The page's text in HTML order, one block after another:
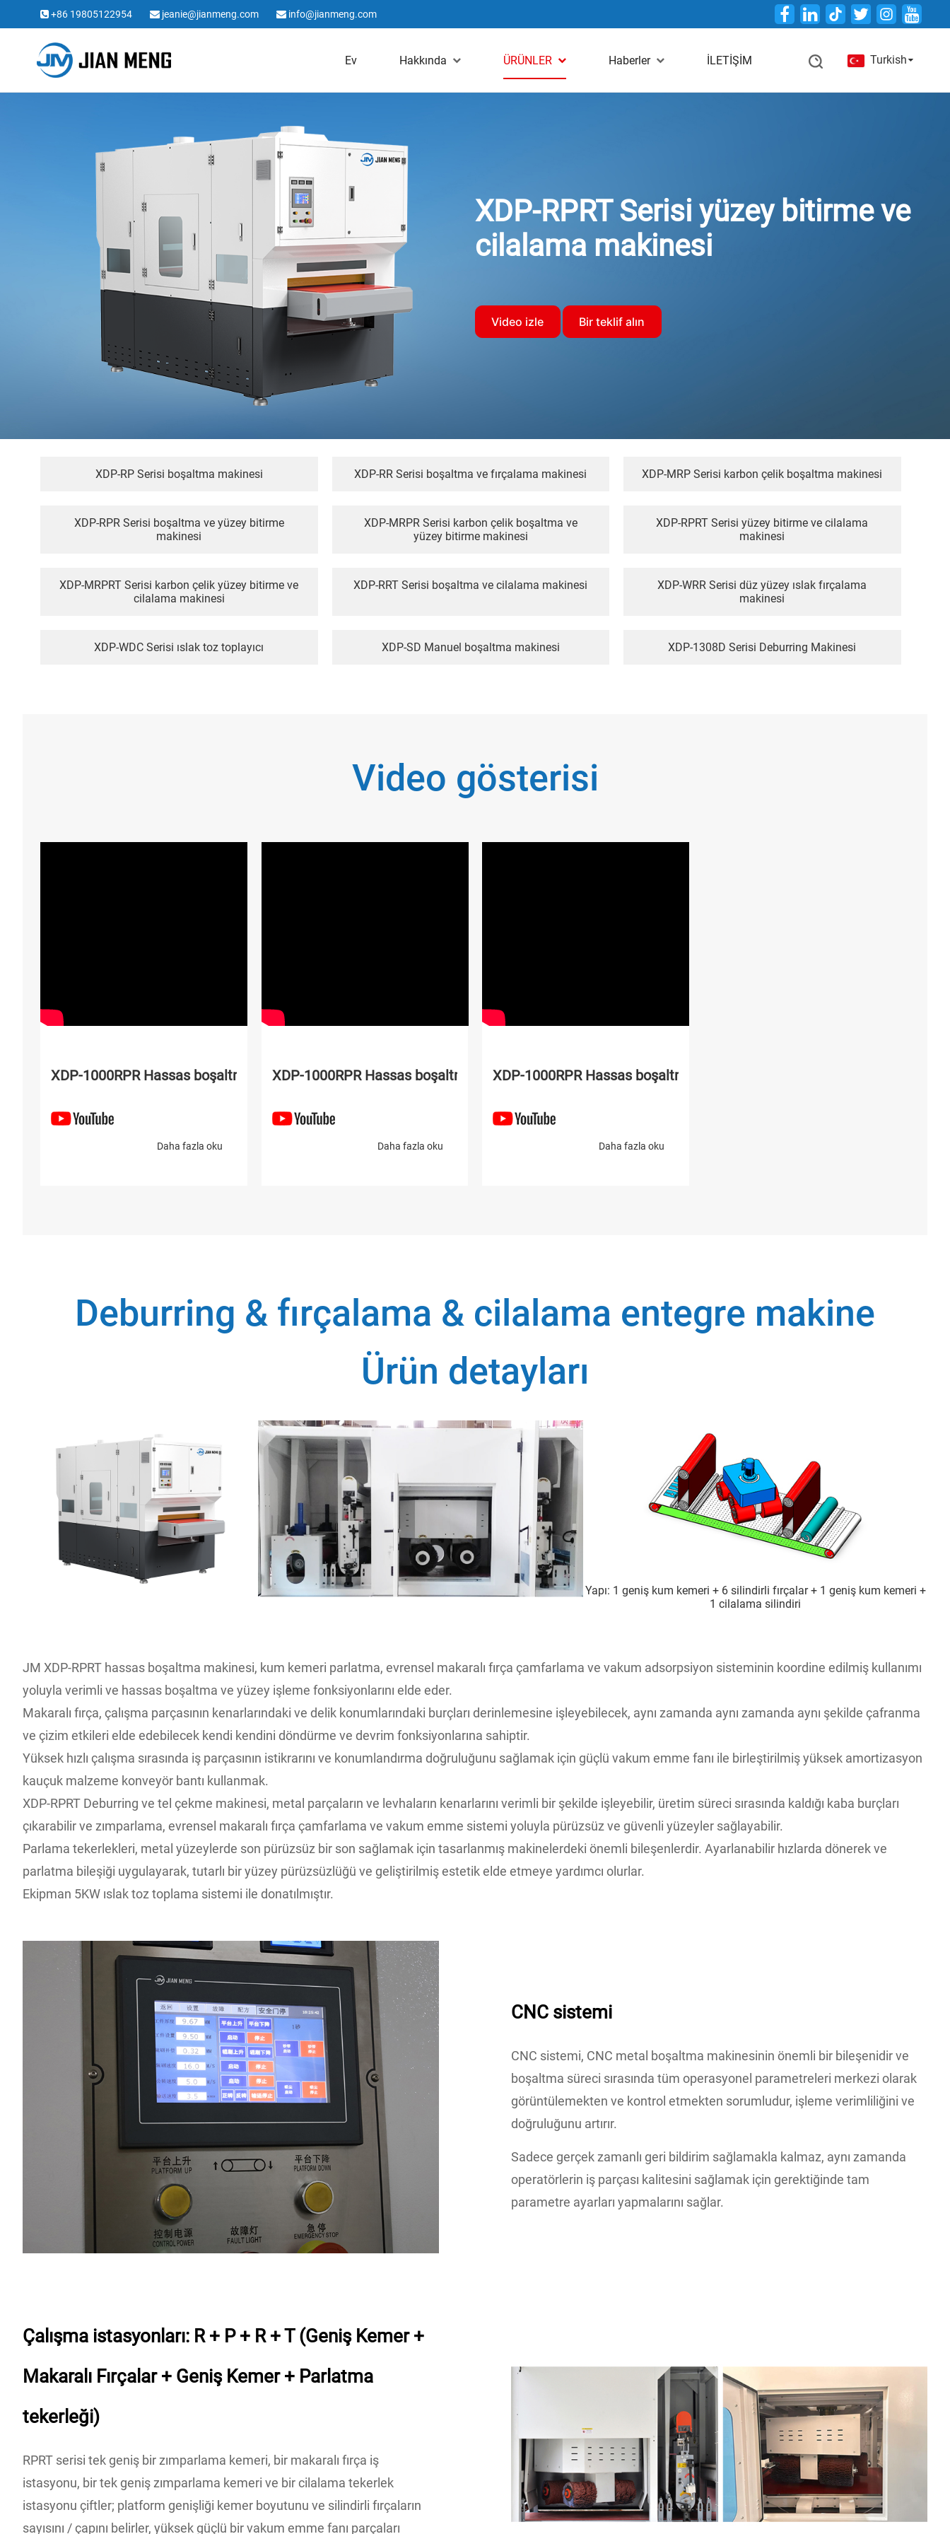
+86 19805122954 jeanie@jianmeng.com info@jianmeng.com Twitter
Ev Hakkında ÜRÜNLER Haberler İLETİŞİM Turkish
XDP-RPRT Serisi yüzey bitirme ve
cilalama makinesi
Video izle Bir teklif alın
XDP-RP Serisi boşaltma makinesi XDP-RR Serisi boşaltma ve fırçalama makinesi XDP-MRP Serisi karbon çelik boşaltma makinesi
XDP-RPR Serisi boşaltma ve yüzey bitirme
makinesi
XDP-MRPR Serisi karbon çelik boşaltma ve
yüzey bitirme makinesi
XDP-RPRT Serisi yüzey bitirme ve cilalama
makinesi
XDP-MRPRT Serisi karbon çelik yüzey bitirme ve
cilalama makinesi
XDP-RRT Serisi boşaltma ve cilalama makinesi
XDP-WRR Serisi düz yüzey ıslak fırçalama
makinesi
XDP-WDC Serisi ıslak toz toplayıcı XDP-SD Manuel boşaltma makinesi XDP-1308D Serisi Deburring Makinesi
Video gösterisi
XDP-1000RPR Hassas boşaltma makinesi
Daha fazla oku
XDP-1000RPR Hassas boşaltma makinesi
Daha fazla oku
XDP-1000RPR Hassas boşaltma makinesi
Daha fazla oku
Deburring & fırçalama & cilalama entegre makine
Ürün detayları
Yapı: 1 geniş kum kemeri + 6 silindirli fırçalar + 1 geniş kum kemeri +
1 cilalama silindiri
JM XDP-RPRT hassas boşaltma makinesi, kum kemeri parlatma, evrensel makaralı fırça çamfarlama ve vakum adsorpsiyon sisteminin koordine edilmiş kullanımı
yoluyla verimli ve hassas boşaltma ve yüzey işleme fonksiyonlarını elde eder.
Makaralı fırça, çalışma parçasının kenarlarındaki ve delik konumlarındaki burçları derinlemesine işleyebilecek, aynı zamanda aynı zamanda aynı şekilde çafranma
ve çizim etkileri elde edebilecek kendi kendini döndürme ve devrim fonksiyonlarına sahiptir.
Yüksek hızlı çalışma sırasında iş parçasının istikrarını ve konumlandırma doğruluğunu sağlamak için güçlü vakum emme fanı ile birleştirilmiş yüksek amortizasyon
kauçuk malzeme konveyör bantı kullanmak.
XDP-RPRT Deburring ve tel çekme makinesi, metal parçaların ve levhaların kenarlarını verimli bir şekilde işleyebilir, üretim süreci sırasında kaldığı kaba burçları
çıkarabilir ve zımparlama, evrensel makaralı fırça çamfarlama ve vakum emme sistemi yoluyla pürüzsüz ve güvenli yüzeyler sağlayabilir.
Parlama tekerlekleri, metal yüzeylerde son pürüzsüz bir son sağlamak için tasarlanmış makinelerdeki önemli bileşenlerdir. Ayarlanabilir hızlarda dönerek ve
parlatma bileşiği uygulayarak, tutarlı bir yüzey pürüzsüzlüğü ve geliştirilmiş estetik elde etmeye yardımcı olurlar.
Ekipman 5KW ıslak toz toplama sistemi ile donatılmıştır.
CNC sistemi
CNC sistemi, CNC metal boşaltma makinesinin önemli bir bileşenidir ve
boşaltma süreci sırasında tüm operasyonel parametreleri merkezi olarak
görüntülemekten ve kontrol etmekten sorumludur, işleme verimliliğini ve
doğruluğunu artırır.
Sadece gerçek zamanlı geri bildirim sağlamakla kalmaz, aynı zamanda
operatörlerin iş parçası kalitesini sağlamak için gerektiğinde tam
parametre ayarları yapmalarını sağlar.
Çalışma istasyonları: R + P + R + T (Geniş Kemer +
Makaralı Fırçalar + Geniş Kemer + Parlatma
tekerleği)
RPRT serisi tek geniş bir zımparlama kemeri, bir makaralı fırça iş
istasyonu, bir tek geniş zımparlama kemeri ve bir cilalama tekerlek
istasyonu çiftler; platform genişliği kemer boyutunu ve silindirli fırçaların
sayısını / çapını belirler, yüksek güçlü bir vakum emme fanı parçaları